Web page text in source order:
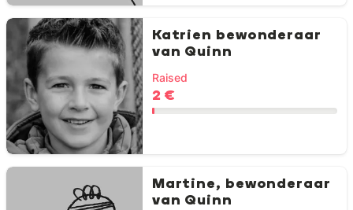
Katrien bewonderaar
van Quinn
Raised
2 €
Martine, bewonderaar
van Quinn